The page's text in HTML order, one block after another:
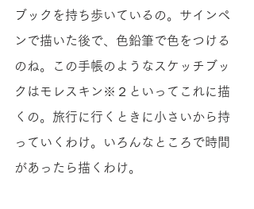
ブックを持ち歩いているの。サインペ
ンで描いた後で、色鉛筆で色をつける
のね。この手帳のようなスケッチブッ
クはモレスキン※２といってこれに描
くの。旅行に行くときに小さいから持
っていくわけ。いろんなところで時間
があったら描くわけ。